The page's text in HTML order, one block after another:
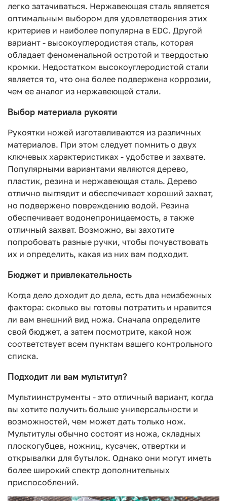
легко затачиваться. Нержавеющая сталь является
оптимальным выбором для удовлетворения этих
критериев и наиболее популярна в EDC. Другой
вариант - высокоуглеродистая сталь, которая
обладает феноменальной остротой и твердостью
кромки. Недостатком высокоуглеродистой стали
является то, что она более подвержена коррозии,
чем ее аналог из нержавеющей стали.
Выбор материала рукояти
Рукоятки ножей изготавливаются из различных
материалов. При этом следует помнить о двух
ключевых характеристиках - удобстве и захвате.
Популярными вариантами являются дерево,
пластик, резина и нержавеющая сталь. Дерево
отлично выглядит и обеспечивает хороший захват,
но подвержено повреждению водой. Резина
обеспечивает водонепроницаемость, а также
отличный захват. Возможно, вы захотите
попробовать разные ручки, чтобы почувствовать
их и определить, какая из них вам подходит.
Бюджет и привлекательность
Когда дело доходит до дела, есть два неизбежных
фактора: сколько вы готовы потратить и нравится
ли вам внешний вид ножа. Сначала определите
свой бюджет, а затем посмотрите, какой нож
соответствует всем пунктам вашего контрольного
списка.
Подходит ли вам мультитул?
Мультиинструменты - это отличный вариант, когда
вы хотите получить больше универсальности и
возможностей, чем может дать только нож.
Мультитулы обычно состоят из ножа, складных
плоскогубцев, ножниц, кусачек, отвертки и
открывалки для бутылок. Однако они могут иметь
более широкий спектр дополнительных
приспособлений.